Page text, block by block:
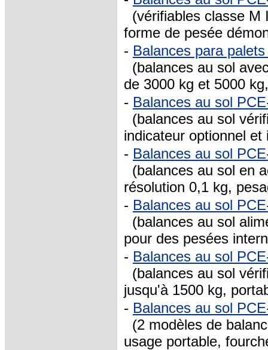
(vérifiables classe M
forme de pesée
- Balances para
(balances au sol
de 3000 kg et 5000
- Balances au sol
(balances au sol
indicateur optionnel et
- Balances au sol
(balances au sol en
résolution 0,1 kg,
- Balances au sol
(balances au sol
pour des pesées
- Balances au sol
(balances au sol
jusqu'à 1500 kg,
- Balances au sol
(2 modèles de
usage portable,